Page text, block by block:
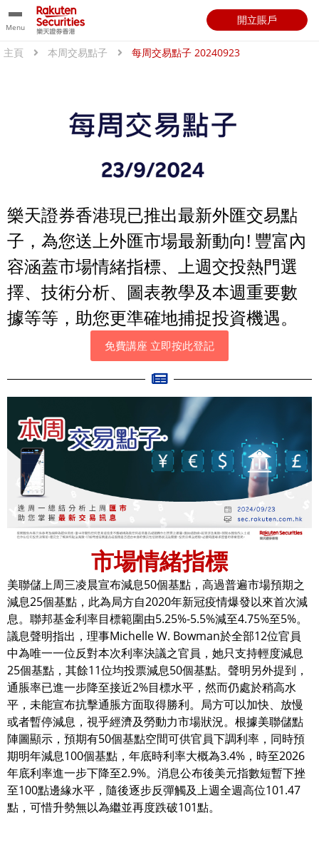
Menu
開立賬戶
主頁 本周交易點子 每周交易點子 20240923
樂天證券香港現已推出最新外匯交易點
子，為您送上外匯市場最新動向! 豐富內
容涵蓋市場情緒指標、上週交投熱門選
擇、技術分析、圖表教學及本週重要數
據等等，助您更準確地捕捉投資機遇。
免費講座 立即按此登記
市場情緒指標
美聯儲上周三凌晨宣布減息50個基點，高過普遍市場預期之
減息25個基點，此為局方自2020年新冠疫情爆發以來首次減
息。聯邦基金利率目標範圍由5.25%-5.5%減至4.75%至5%。
議息聲明指出，理事Michelle W. Bowman於全部12位官員
中為唯一一位反對本次利率決議之官員，她只支持輕度減息
25個基點，其餘11位均投票減息50個基點。聲明另外提到，
通脹率已進一步降至接近2%目標水平，然而仍處於稍高水
平，未能宣布抗擊通脹方面取得勝利。局方可以加快、放慢
或者暫停減息，視乎經濟及勞動力市場狀況。根據美聯儲點
陣圖顯示，預期有50個基點空間可供官員下調利率，同時預
期明年減息100個基點，年底時利率大概為3.4%，時至2026
年底利率進一步下降至2.9%。消息公布後美元指數短暫下挫
至100點邊緣水平，隨後逐步反彈觸及上週全週高位101.47
點，可惜升勢無以為繼並再度跌破101點。